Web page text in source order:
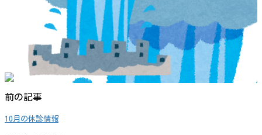
前の記事
10月の休診情報